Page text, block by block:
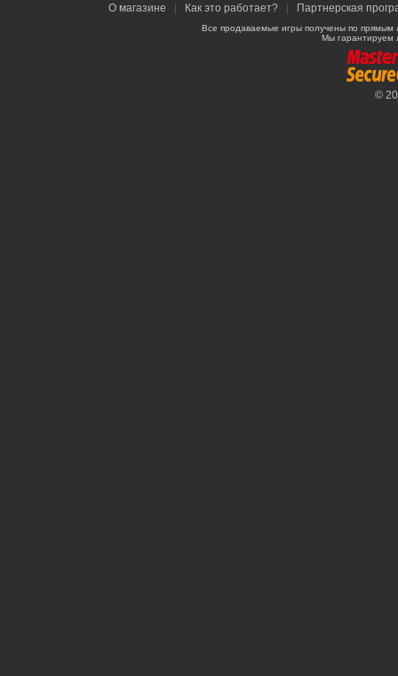
О магазине Как это работает? Партнерская
Все продаваемые игры получены по
Мы гарантируем
©